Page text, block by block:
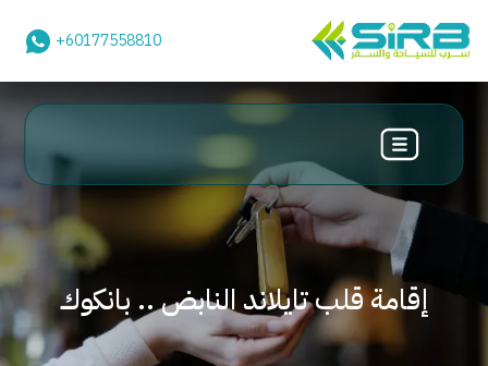
+60177558810
إقامة قلب تايلاند النابض .. بانكوك